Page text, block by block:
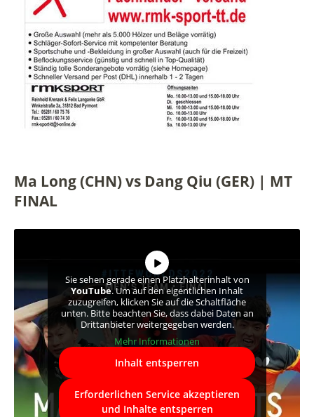
Ma Long (CHN) vs Dang Qiu (GER) | MT
FINAL
Sie sehen gerade einen Platzhalterinhalt von
YouTube. Um auf den eigentlichen Inhalt
zuzugreifen, klicken Sie auf die Schaltfläche
unten. Bitte beachten Sie, dass dabei Daten an
Drittanbieter weitergegeben werden.
Mehr Informationen
Inhalt entsperren
Erforderlichen Service akzeptieren
und Inhalte entsperren